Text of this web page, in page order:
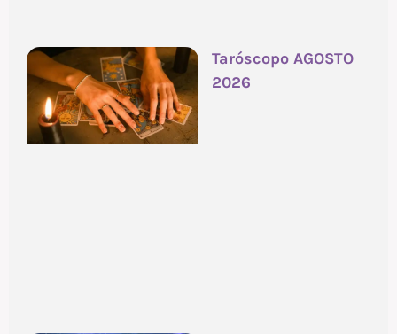
Taróscopo AGOSTO
2026